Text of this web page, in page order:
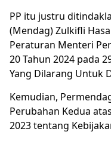
PP itu justru
(Mendag) Zulkifli
Peraturan Menteri
20 Tahun 2024 pada
Yang Dilarang Untuk
Kemudian,
Perubahan Kedua
2023 tentang